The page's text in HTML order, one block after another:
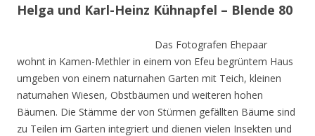
Helga und Karl-Heinz Kühnapfel – Blende 80
Das Fotografen Ehepaar
wohnt in Kamen-Methler in einem von Efeu begrüntem Haus
umgeben von einem naturnahen Garten mit Teich, kleinen
naturnahen Wiesen, Obstbäumen und weiteren hohen
Bäumen. Die Stämme der von Stürmen gefällten Bäume sind
zu Teilen im Garten integriert und dienen vielen Insekten und